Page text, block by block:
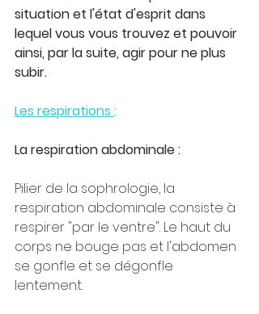
situation et l'état d'esprit dans
lequel vous vous trouvez et pouvoir
ainsi, par la suite, agir pour ne plus
subir.
Les respirations :
La respiration abdominale :
Pilier de la sophrologie, la
respiration abdominale consiste à
respirer "par le ventre". Le haut du
corps ne bouge pas et l'abdomen
se gonfle et se dégonfle
lentement.